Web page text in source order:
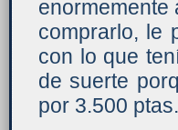
enormemente
comprarlo, le
con lo que
de suerte
por 3.500